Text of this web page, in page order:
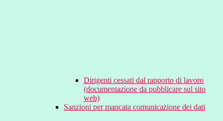
Dirigenti cessati dal rapporto di lavoro
(documentazione da pubblicare sul sito
web)
Sanzioni per mancata comunicazione dei dati